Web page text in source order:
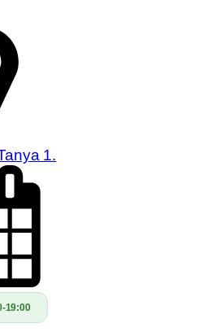
1.
19:00